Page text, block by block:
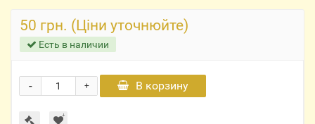
50 грн. (Ціни уточнюйте)
Есть в наличии
+
- В корзину